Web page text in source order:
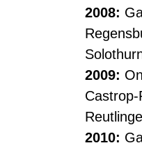
2008:
2009:
2010: